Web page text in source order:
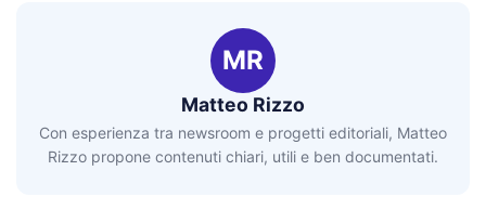
MR
Matteo Rizzo
Con esperienza tra newsroom e progetti editoriali, Matteo
Rizzo propone contenuti chiari, utili e ben documentati.